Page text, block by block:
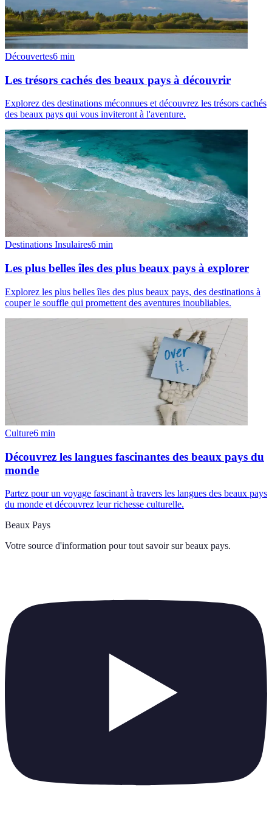
Découvertes6 min
Les trésors cachés des beaux pays à découvrir
Explorez des destinations méconnues et découvrez les trésors cachés
des beaux pays qui vous inviteront à l'aventure.
Destinations Insulaires6 min
Les plus belles îles des plus beaux pays à explorer
Explorez les plus belles îles des plus beaux pays, des destinations à
couper le souffle qui promettent des aventures inoubliables.
Culture6 min
Découvrez les langues fascinantes des beaux pays du
monde
Partez pour un voyage fascinant à travers les langues des beaux pays
du monde et découvrez leur richesse culturelle.
Beaux Pays
Votre source d'information pour tout savoir sur beaux pays.